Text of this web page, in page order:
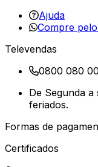
Ajuda
Compre
Televendas
0800 080
De Segunda
feriados.
Formas de
Certificados